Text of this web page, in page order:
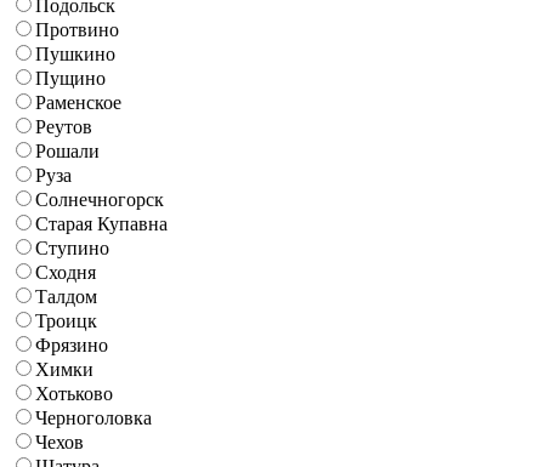
Подольск
Протвино
Пушкино
Пущино
Раменское
Реутов
Рошали
Руза
Солнечногорск
Старая Купавна
Ступино
Сходня
Талдом
Троицк
Фрязино
Химки
Хотьково
Черноголовка
Чехов